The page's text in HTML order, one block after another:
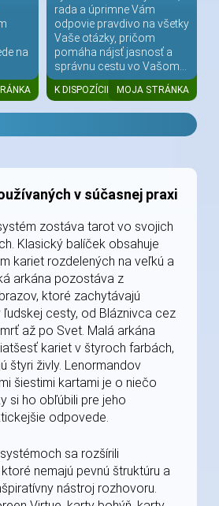
na
rada a úprimne Vám
odpovie pravdivo na všetky
Vaše otázky, pričom
pomáha nájsť jasnosť a
správnu cestu vo Vašom...
K DISPOZÍCII MOJA STRÁNKA
v súčasnej praxi
zostáva tarot vo svojich
Klasický balíček obsahuje
kariet rozdelených na veľkú a
arkána pozostáva z
ktoré zachytávajú
ľudskej cesty, od Bláznivca cez
až po Svet. Malá arkána
kariet v štyroch farbách,
štyri živly. Lenormandov
šiestimi kartami je o niečo
si ho obľúbili pre jeho
odpovede.
sa rozšírili
nemajú pevnú štruktúru a
nástroj rozhovoru.